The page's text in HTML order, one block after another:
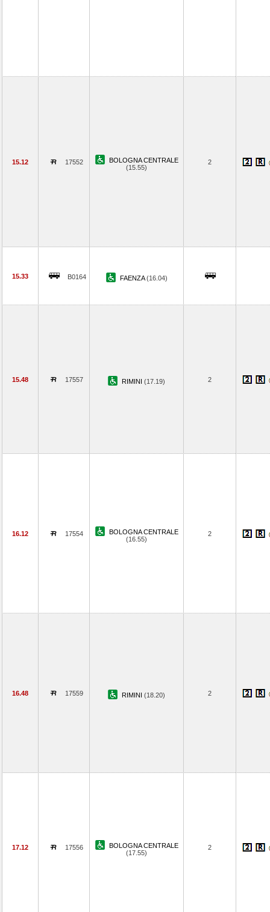
15.12 17552
BOLOGNA CENTRALE
(15.55)
2
15.33 B0164 FAENZA(16.04)
15.48 17557 RIMINI (17.19) 2
16.12 17554
BOLOGNA CENTRALE
(16.55)
2
16.48 17559 RIMINI (18.20) 2
17.12 17556
BOLOGNA CENTRALE
(17.55)
2